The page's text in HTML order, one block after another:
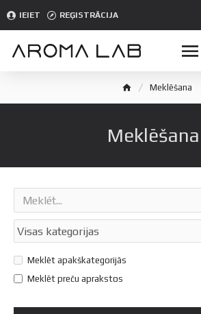
IEIET REĢISTRĀCIJA
Meklēšana
Meklēšana
Meklēt apakškategorijās
Meklēt preču aprakstos